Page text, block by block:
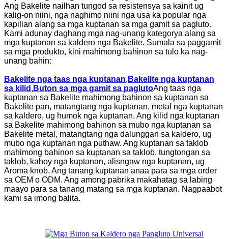
Ang Bakelite nailhan tungod sa resistensya sa kainit ug
kalig-on niini, nga naghimo niini nga usa ka popular nga
kapilian alang sa mga kuptanan sa mga gamit sa pagluto.
Kami adunay daghang mga nag-unang kategorya alang sa
mga kuptanan sa kaldero nga Bakelite. Sumala sa paggamit
sa mga produkto, kini mahimong bahinon sa tulo ka nag-
unang bahin:
Bakelite nga taas nga kuptanan, Bakelite nga kuptanan
sa kilid , Buton sa mga gamit sa paglutoAng taas nga
kuptanan sa Bakelite mahimong bahinon sa kuptanan sa
Bakelite pan, matangtang nga kuptanan, metal nga kuptanan
sa kaldero, ug humok nga kuptanan. Ang kilid nga kuptanan
sa Bakelite mahimong bahinon sa mubo nga kuptanan sa
Bakelite metal, matangtang nga dalunggan sa kaldero, ug
mubo nga kuptanan nga puthaw. Ang kuptanan sa taklob
mahimong bahinon sa kuptanan sa taklob, tungtongan sa
taklob, kahoy nga kuptanan, alisngaw nga kuptanan, ug
Aroma knob. Ang tanang kuptanan anaa para sa mga order
sa OEM o ODM. Ang among pabrika makahatag sa labing
maayo para sa tanang matang sa mga kuptanan. Nagpaabot
kami sa imong balita.